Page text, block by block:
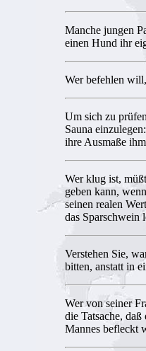
Manche jungen
einen Hund ihr
Wer befehlen
Um sich zu
Sauna
ihre Ausmaße
Wer klug ist,
geben kann,
seinen realen
das Sparschwein
Verstehen Sie,
bitten, anstatt in
Wer von seiner
die Tatsache,
Mannes befleckt